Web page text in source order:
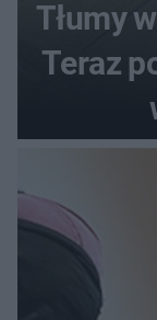
Tłumy
Teraz